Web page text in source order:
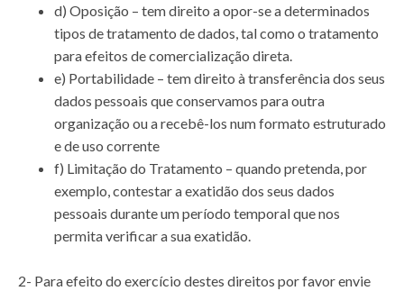
d) Oposição – tem direito a opor-se a determinados
tipos de tratamento de dados, tal como o tratamento
para efeitos de comercialização direta.
e) Portabilidade – tem direito à transferência dos seus
dados pessoais que conservamos para outra
organização ou a recebê-los num formato estruturado
e de uso corrente
f) Limitação do Tratamento – quando pretenda, por
exemplo, contestar a exatidão dos seus dados
pessoais durante um período temporal que nos
permita verificar a sua exatidão.
2- Para efeito do exercício destes direitos por favor envie